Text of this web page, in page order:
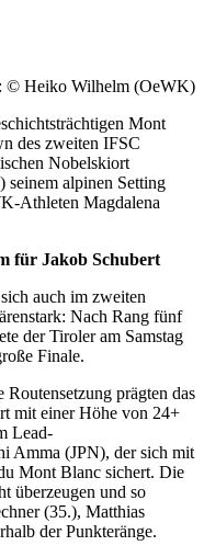
© Heiko Wilhelm (OeWK)
Mont
des zweiten IFSC
Nobelskiort
seinem alpinen Setting
Athleten Magdalena
für Jakob Schubert
auch im zweiten
Nach Rang fünf
der Tiroler am Samstag
Finale.
Routensetzung prägten das
mit einer Höhe von 24+
Lead-
Amma (JPN), der sich mit
Mont Blanc sichert. Die
überzeugen und so
(35.), Matthias
der Punkteränge.